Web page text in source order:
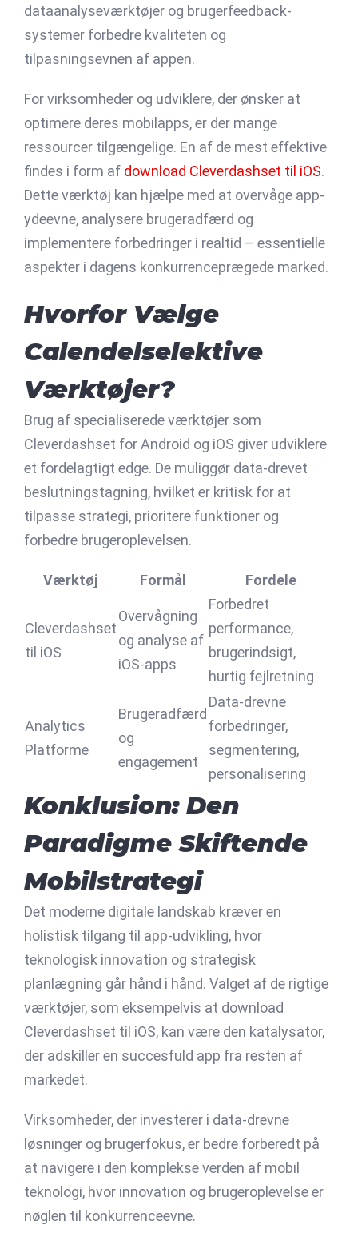
dataanalyseværktøjer og brugerfeedback-
systemer forbedre kvaliteten og
tilpasningsevnen af appen.
For virksomheder og udviklere, der ønsker at
optimere deres mobilapps, er der mange
ressourcer tilgængelige. En af de mest effektive
findes i form af download Cleverdashset til iOS.
Dette værktøj kan hjælpe med at overvåge app-
ydeevne, analysere brugeradfærd og
implementere forbedringer i realtid – essentielle
aspekter i dagens konkurrenceprægede marked.
Hvorfor Vælge
Calendelselektive
Værktøjer?
Brug af specialiserede værktøjer som
Cleverdashset for Android og iOS giver udviklere
et fordelagtigt edge. De muliggør data-drevet
beslutningstagning, hvilket er kritisk for at
tilpasse strategi, prioritere funktioner og
forbedre brugeroplevelsen.
Værktøj Formål Fordele
Cleverdashset
til iOS
Overvågning
og analyse af
iOS-apps
Forbedret
performance,
brugerindsigt,
hurtig fejlretning
Analytics
Platforme
Brugeradfærd
og
engagement
Data-drevne
forbedringer,
segmentering,
personalisering
Konklusion: Den
Paradigme Skiftende
Mobilstrategi
Det moderne digitale landskab kræver en
holistisk tilgang til app-udvikling, hvor
teknologisk innovation og strategisk
planlægning går hånd i hånd. Valget af de rigtige
værktøjer, som eksempelvis at download
Cleverdashset til iOS, kan være den katalysator,
der adskiller en succesfuld app fra resten af
markedet.
Virksomheder, der investerer i data-drevne
løsninger og brugerfokus, er bedre forberedt på
at navigere i den komplekse verden af mobil
teknologi, hvor innovation og brugeroplevelse er
nøglen til konkurrenceevne.